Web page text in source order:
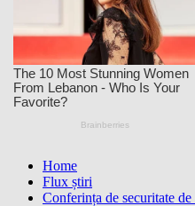
Home
Flux știri
Conferința de securitate